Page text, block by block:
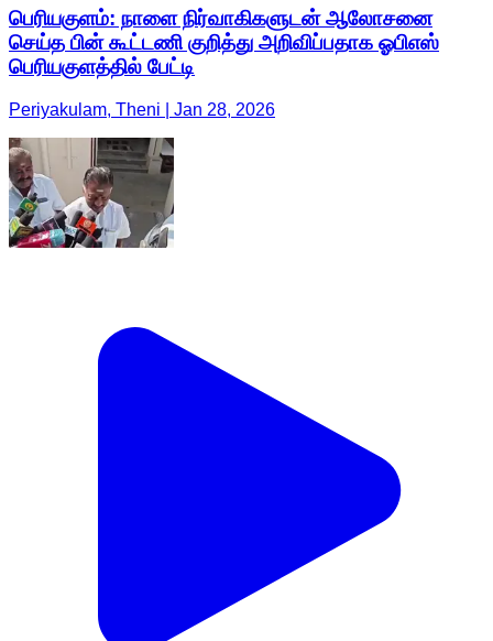
பெரியகுளம்: நாளை நிர்வாகிகளுடன் ஆலோசனை
செய்த பின் கூட்டணி குறித்து அறிவிப்பதாக ஓபிஎஸ்
பெரியகுளத்தில் பேட்டி
Periyakulam, Theni | Jan 28, 2026